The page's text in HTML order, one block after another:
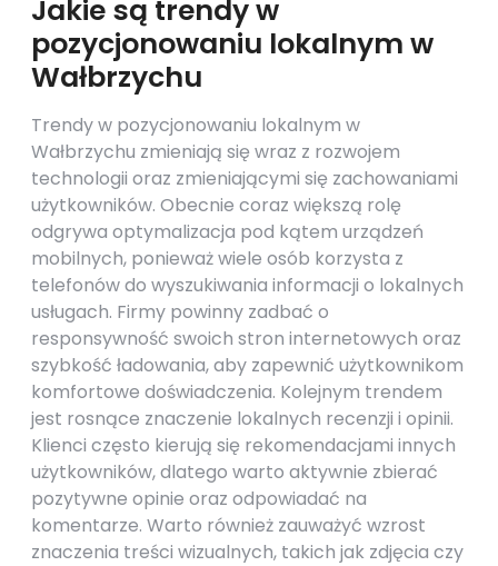
Jakie są trendy w
pozycjonowaniu lokalnym w
Wałbrzychu
Trendy w pozycjonowaniu lokalnym w
Wałbrzychu zmieniają się wraz z rozwojem
technologii oraz zmieniającymi się zachowaniami
użytkowników. Obecnie coraz większą rolę
odgrywa optymalizacja pod kątem urządzeń
mobilnych, ponieważ wiele osób korzysta z
telefonów do wyszukiwania informacji o lokalnych
usługach. Firmy powinny zadbać o
responsywność swoich stron internetowych oraz
szybkość ładowania, aby zapewnić użytkownikom
komfortowe doświadczenia. Kolejnym trendem
jest rosnące znaczenie lokalnych recenzji i opinii.
Klienci często kierują się rekomendacjami innych
użytkowników, dlatego warto aktywnie zbierać
pozytywne opinie oraz odpowiadać na
komentarze. Warto również zauważyć wzrost
znaczenia treści wizualnych, takich jak zdjęcia czy